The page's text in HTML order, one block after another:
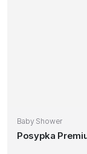
Baby Shower
Posypka